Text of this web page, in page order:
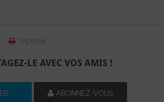
Imprimer
LE AVEC VOS AMIS !
ABONNEZ-VOUS